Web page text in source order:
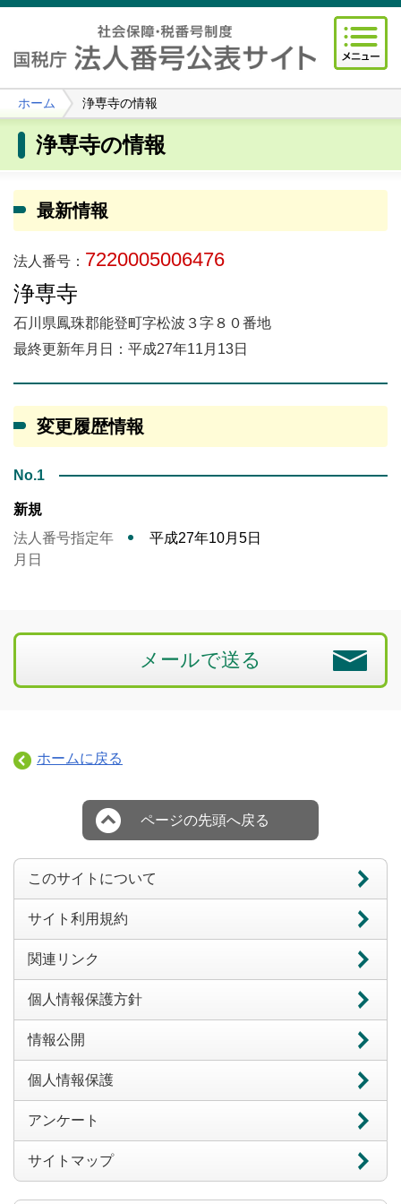
ホーム 浄専寺の情報
浄専寺の情報
最新情報
法人番号： 7220005006476
浄専寺
石川県鳳珠郡能登町字松波３字８０番地
最終更新年月日：平成27年11月13日
変更履歴情報
No.1
新規
法人番号指定年
月日
平成27年10月5日
メールで送る
ホームに戻る
ページの先頭へ戻る
このサイトについて
サイト利用規約
関連リンク
個人情報保護方針
情報公開
個人情報保護
アンケート
サイトマップ